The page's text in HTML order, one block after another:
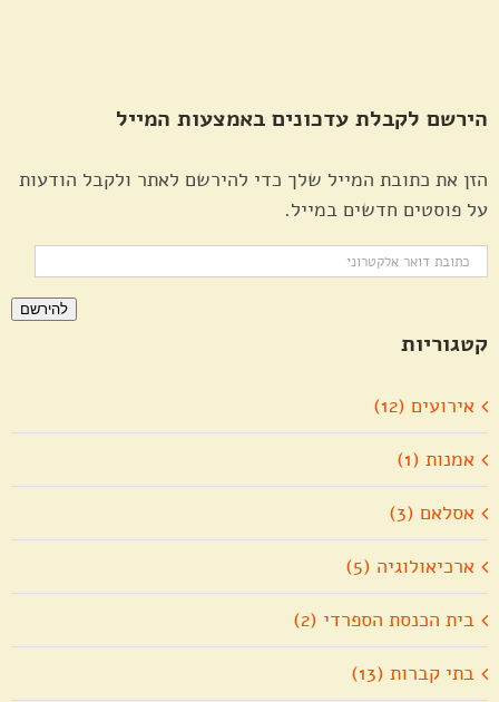
הירשם לקבלת עדכונים באמצעות המייל
הזן את כתובת המייל שלך כדי להירשם לאתר ולקבל הודעות
על פוסטים חדשים במייל.
כתובת
להירשם
קטגוריות
אירועים (12)
אמנות (1)
אסלאם (3)
ארכיאולוגיה (5)
בית הכנסת הספרדי (2)
בתי קברות (13)